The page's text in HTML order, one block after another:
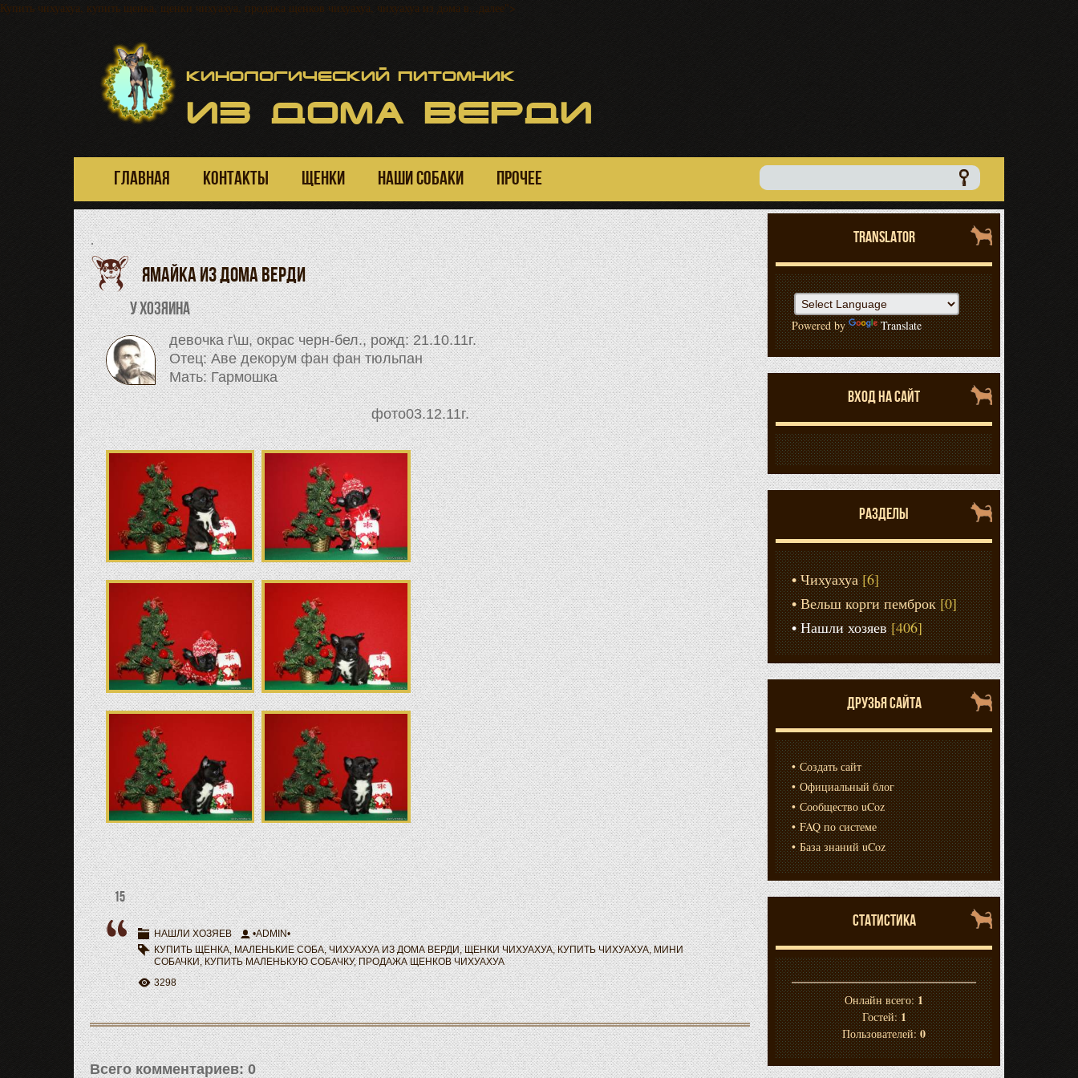
Купить чихуахуа, купить щенка, щенки чихуахуа, продажа щенков чихуахуа, чихуахуа из дома в...далее">
Кинологический питомник
ИЗ ДОМА ВЕРДИ
ГЛАВНАЯ КОНТАКТЫ ЩЕНКИ НАШИ СОБАКИ ПРОЧЕЕ
·
Ямайка из дома верди
У хозяина
девочка г\ш, окрас черн-бел., рожд: 21.10.11г.
Отец: Аве декорум фан фан тюльпан
Мать: Гармошка
фото03.12.11г.
15
НАШЛИ ХОЗЯЕВ
•ADMIN•
КУПИТЬ ЩЕНКА,МАЛЕНЬКИЕ СОБА,ЧИХУАХУА ИЗ ДОМА ВЕРДИ,ЩЕНКИ ЧИХУАХУА,КУПИТЬ ЧИХУАХУА,МИНИ
СОБАЧКИ,КУПИТЬ МАЛЕНЬКУЮ СОБАЧКУ,ПРОДАЖА ЩЕНКОВ ЧИХУАХУА
3298
Всего комментариев:0
TRANSLATOR
Powered by Translate
ВХОД НА САЙТ
РАЗДЕЛЫ
Чихуахуа [6]
Вельш корги пемброк [0]
Нашли хозяев [406]
ДРУЗЬЯ САЙТА
Создать сайт
Официальный блог
Сообщество uCoz
FAQ по системе
База знаний uCoz
СТАТИСТИКА
Онлайн всего:1
Гостей:1
Пользователей:0